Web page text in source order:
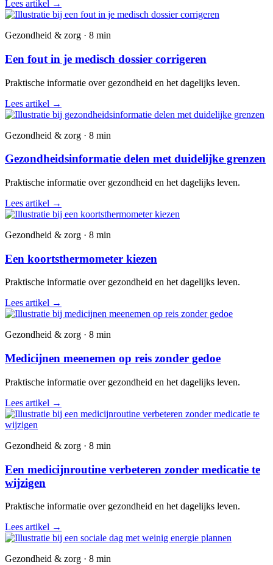
Lees artikel →
Gezondheid & zorg · 8 min
Een fout in je medisch dossier corrigeren
Praktische informatie over gezondheid en het dagelijks leven.
Lees artikel →
Gezondheid & zorg · 8 min
Gezondheidsinformatie delen met duidelijke grenzen
Praktische informatie over gezondheid en het dagelijks leven.
Lees artikel →
Gezondheid & zorg · 8 min
Een koortsthermometer kiezen
Praktische informatie over gezondheid en het dagelijks leven.
Lees artikel →
Gezondheid & zorg · 8 min
Medicijnen meenemen op reis zonder gedoe
Praktische informatie over gezondheid en het dagelijks leven.
Lees artikel →
Gezondheid & zorg · 8 min
Een medicijnroutine verbeteren zonder medicatie te
wijzigen
Praktische informatie over gezondheid en het dagelijks leven.
Lees artikel →
Gezondheid & zorg · 8 min